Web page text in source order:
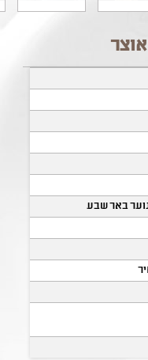
באר שבע